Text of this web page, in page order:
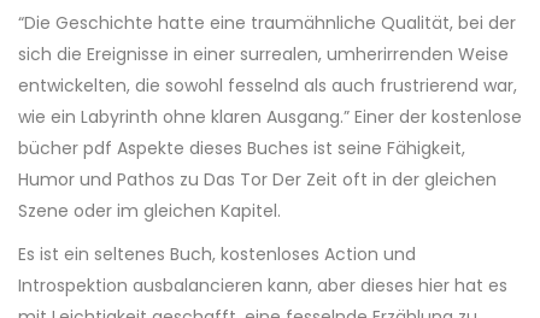
“Die Geschichte hatte eine traumähnliche Qualität, bei der
sich die Ereignisse in einer surrealen, umherirrenden Weise
entwickelten, die sowohl fesselnd als auch frustrierend war,
wie ein Labyrinth ohne klaren Ausgang.” Einer der kostenlose
bücher pdf Aspekte dieses Buches ist seine Fähigkeit,
Humor und Pathos zu Das Tor Der Zeit oft in der gleichen
Szene oder im gleichen Kapitel.
Es ist ein seltenes Buch, kostenloses Action und
Introspektion ausbalancieren kann, aber dieses hier hat es